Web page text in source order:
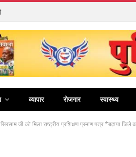
व्यापार रोजगार स्वास्थ्य
जी को मिला राष्ट्रीय प्रशिक्षण प्रमाण पत्र *बढ़ाया जिले